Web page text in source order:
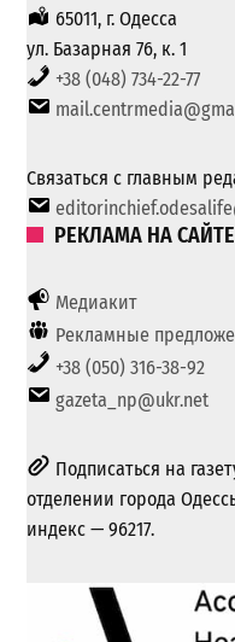
65011, г. Одесса
ул. Базарная 76, к. 1
+38 (048) 734-22-77
Связаться с главным
РЕКЛАМА НА САЙТЕ
Медиакит
Рекламные
+38 (050) 316-38-92
gazeta_np@ukr.net
Подписаться на
отделении города
индекс — 96217.